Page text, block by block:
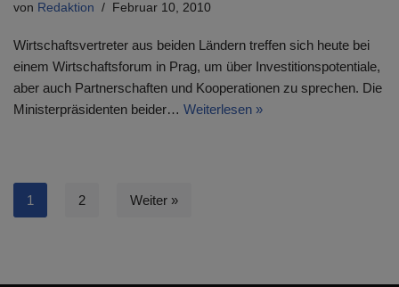
von Redaktion Februar 10, 2010
Wirtschaftsvertreter aus beiden Ländern treffen sich heute bei
einem Wirtschaftsforum in Prag, um über Investitionspotentiale,
aber auch Partnerschaften und Kooperationen zu sprechen. Die
Ministerpräsidenten beider… Weiterlesen »
1 2 Weiter »